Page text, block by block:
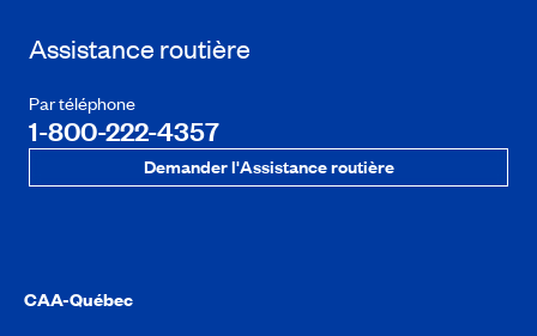
Assistance routière
Par téléphone
1-800-222-4357
Demander l'Assistance routière
CAA-Québec